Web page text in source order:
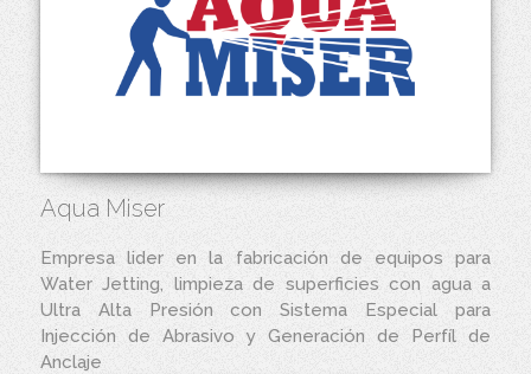
Aqua Miser
Empresa lider en la fabricación de equipos para
Water Jetting, limpieza de superficies con agua a
Ultra Alta Presión con Sistema Especial para
Injección de Abrasivo y Generación de Perfíl de
Anclaje